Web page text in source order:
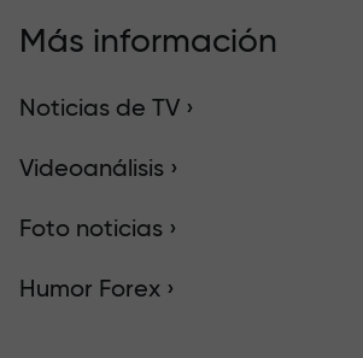
Más información
Noticias de TV ›
Videoanálisis ›
Foto noticias ›
Humor Forex ›